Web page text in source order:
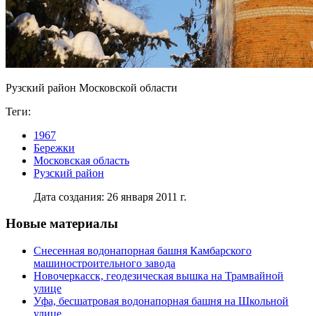
Рузский район Московской области
Теги:
1967
Бережки
Московская область
Рузский район
Дата создания: 26 января 2011 г.
Новые материалы
Снесенная водонапорная башня Камбарского
машиностроительного завода
Новочеркасск, геодезическая вышка на Трамвайной
улице
Уфа, бесшатровая водонапорная башня на Школьной